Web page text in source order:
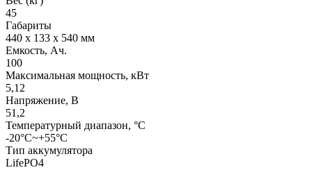
45
Габариты
440 x 133 x 540 мм
Емкость, Ач.
100
Максимальная мощность, кВт
5,12
Напряжение, В
51,2
Температурный диапазон, °C
-20°C~+55°C
Тип аккумулятора
LifePO4